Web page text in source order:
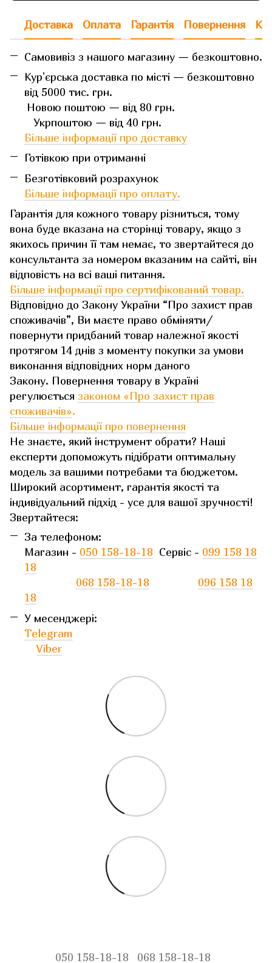
Доставка Оплата Гарантія Повернення
Самовивіз з нашого магазину — безкоштовно.
Кур'єрська доставка по місті — безкоштовно
від 5000 тис. грн.
Новою поштою — від 80 грн.
Укрпоштою — від 40 грн.
Більше інформації про доставку
Готівкою при отриманні
Безготівковий розрахунок
Більше інформації про оплату.
Гарантія для кожного товару різниться, тому
вона буде вказана на сторінці товару, якщо з
якихось причин її там немає, то звертайтеся до
консультанта за номером вказаним на сайті, він
відповість на всі ваші питання.
Більше інформації про сертифікований товар.
Відповідно до Закону України “Про захист прав
споживачів”, Ви маєте право обміняти/
повернути придбаний товар належної якості
протягом 14 днів з моменту покупки за умови
виконання відповідних норм даного
Закону. Повернення товару в Україні
регулюється законом «Про захист прав
споживачів».
Більше інформації про повернення
Не знаєте, який інструмент обрати? Наші
експерти допоможуть підібрати оптимальну
модель за вашими потребами та бюджетом.
Широкий асортимент, гарантія якості та
індивідуальний підхід - усе для вашої зручності!
Звертайтеся:
За телефоном:
Магазин - 050 158-18-18 Сервіс - 099 158 18
18
068 158-18-18
096 158 18
18
У месенджері:
Telegram
Viber
050 158-18-18 068 158-18-18